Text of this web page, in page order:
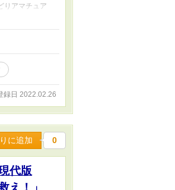
りアマチュア
ミー」 ファ
録日 2022.02.26
に追加 0
代版
え！」